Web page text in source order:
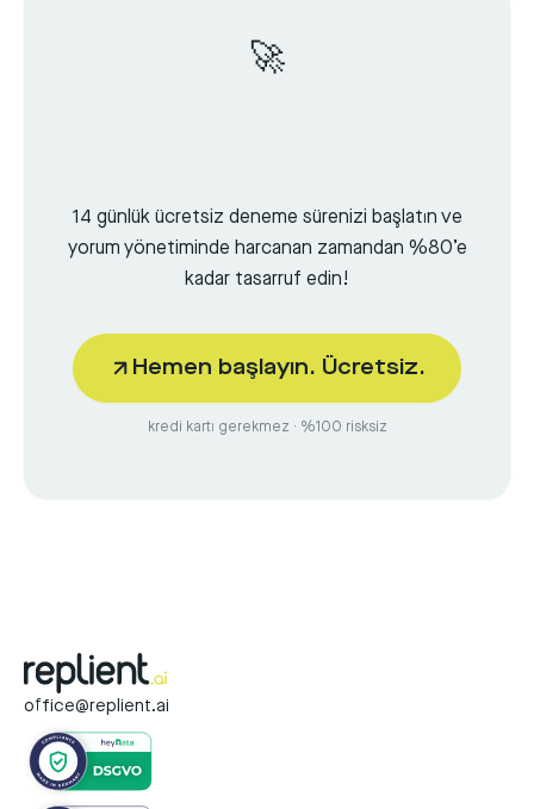
🚀
14 günlük ücretsiz deneme sürenizi başlatın ve
yorum yönetiminde harcanan zamandan %80’e
kadar tasarruf edin!
Hemen başlayın. Ücretsiz.
kredi kartı gerekmez · %100 risksiz
office@replient.ai